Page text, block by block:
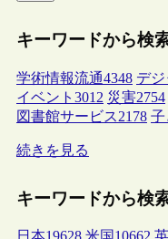
キーワードから検
学術情報流通4348 デ
イベント 3012 災害2754
図書館サービス2178 子
続きを見る
キーワードから検